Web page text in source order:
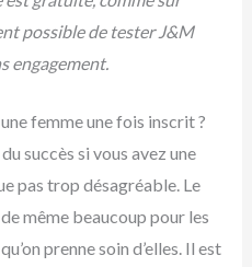
possible de tester J&M
engagement.
femme une fois inscrit ?
succès si vous avez une
pas trop désagréable. Le
même beaucoup pour les
prenne soin d’elles. Il est